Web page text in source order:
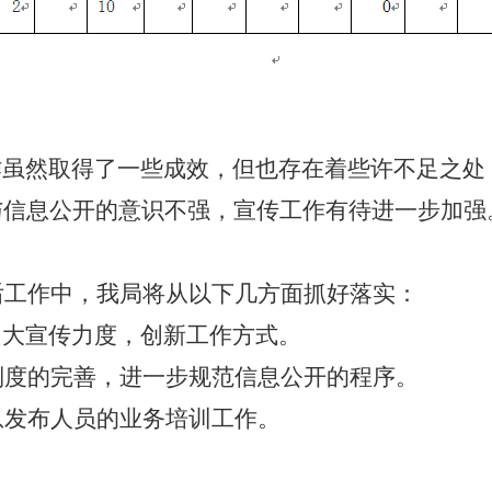
然取得了一些成效，但也存在着些许不足之
息公开的意识不强，宣传工作有待进一步加
作中，我局将从以下几方面抓好落实：
宣传力度，创新工作方式。
的完善，进一步规范信息公开的程序。
布人员的业务培训工作。